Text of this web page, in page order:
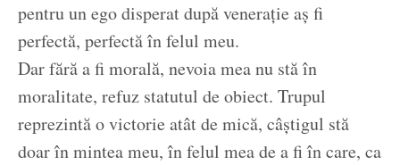
pentru un ego disperat după venerație aș fi
perfectă, perfectă în felul meu.
Dar fără a fi morală, nevoia mea nu stă în
moralitate, refuz statutul de obiect. Trupul
reprezintă o victorie atât de mică, câștigul stă
doar în mintea meu, în felul mea de a fi în care, ca